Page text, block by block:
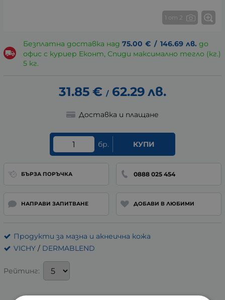
1 от 2
Безплатна доставка над 75.00 € / 146.69 лв. до
офис с куриер Еконт, Спиди максимално тегло (кг.)
5 кг.
31.85 € / 62.29 лв.
Доставка и плащане
бр. КУПИ
БЪРЗА ПОРЪЧКА 0888 025 454
НАПРАВИ ЗАПИТВАНЕ ДОБАВИ В ЛЮБИМИ
Продукти за мазна и акнеична кожа
VICHY / DERMABLEND
Рейтинг: